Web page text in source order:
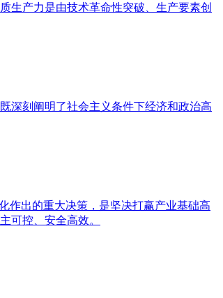
生产力是由技术革命性突破、生产要素创
深刻阐明了社会主义条件下经济和政治高
作出的重大决策，是坚决打赢产业基础高
可控、安全高效。